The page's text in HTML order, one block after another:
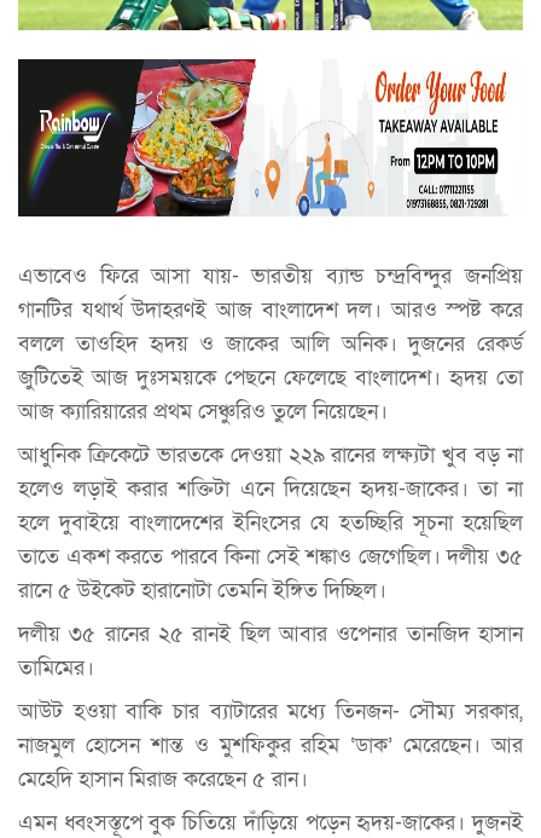
এভাবেও ফিরে আসা যায়- ভারতীয় ব্যান্ড চন্দ্রবিন্দুর জনপ্রিয়
গানটির যথার্থ উদাহরণই আজ বাংলাদেশ দল। আরও স্পষ্ট করে
বললে তাওহিদ হৃদয় ও জাকের আলি অনিক। দুজনের রেকর্ড
জুটিতেই আজ দুঃসময়কে পেছনে ফেলেছে বাংলাদেশ। হৃদয় তো
আজ ক্যারিয়ারের প্রথম সেঞ্চুরিও তুলে নিয়েছেন।
আধুনিক ক্রিকেটে ভারতকে দেওয়া ২২৯ রানের লক্ষ্যটা খুব বড় না
হলেও লড়াই করার শক্তিটা এনে দিয়েছেন হৃদয়-জাকের। তা না
হলে দুবাইয়ে বাংলাদেশের ইনিংসের যে হতচ্ছিরি সূচনা হয়েছিল
তাতে একশ করতে পারবে কিনা সেই শঙ্কাও জেগেছিল। দলীয় ৩৫
রানে ৫ উইকেট হারানোটা তেমনি ইঙ্গিত দিচ্ছিল।
দলীয় ৩৫ রানের ২৫ রানই ছিল আবার ওপেনার তানজিদ হাসান
তামিমের।
আউট হওয়া বাকি চার ব্যাটারের মধ্যে তিনজন- সৌম্য সরকার,
নাজমুল হোসেন শান্ত ও মুশফিকুর রহিম ‘ডাক’ মেরেছেন। আর
মেহেদি হাসান মিরাজ করেছেন ৫ রান।
এমন ধ্বংসস্তূপে বুক চিতিয়ে দাঁড়িয়ে পড়েন হৃদয়-জাকের। দুজনই